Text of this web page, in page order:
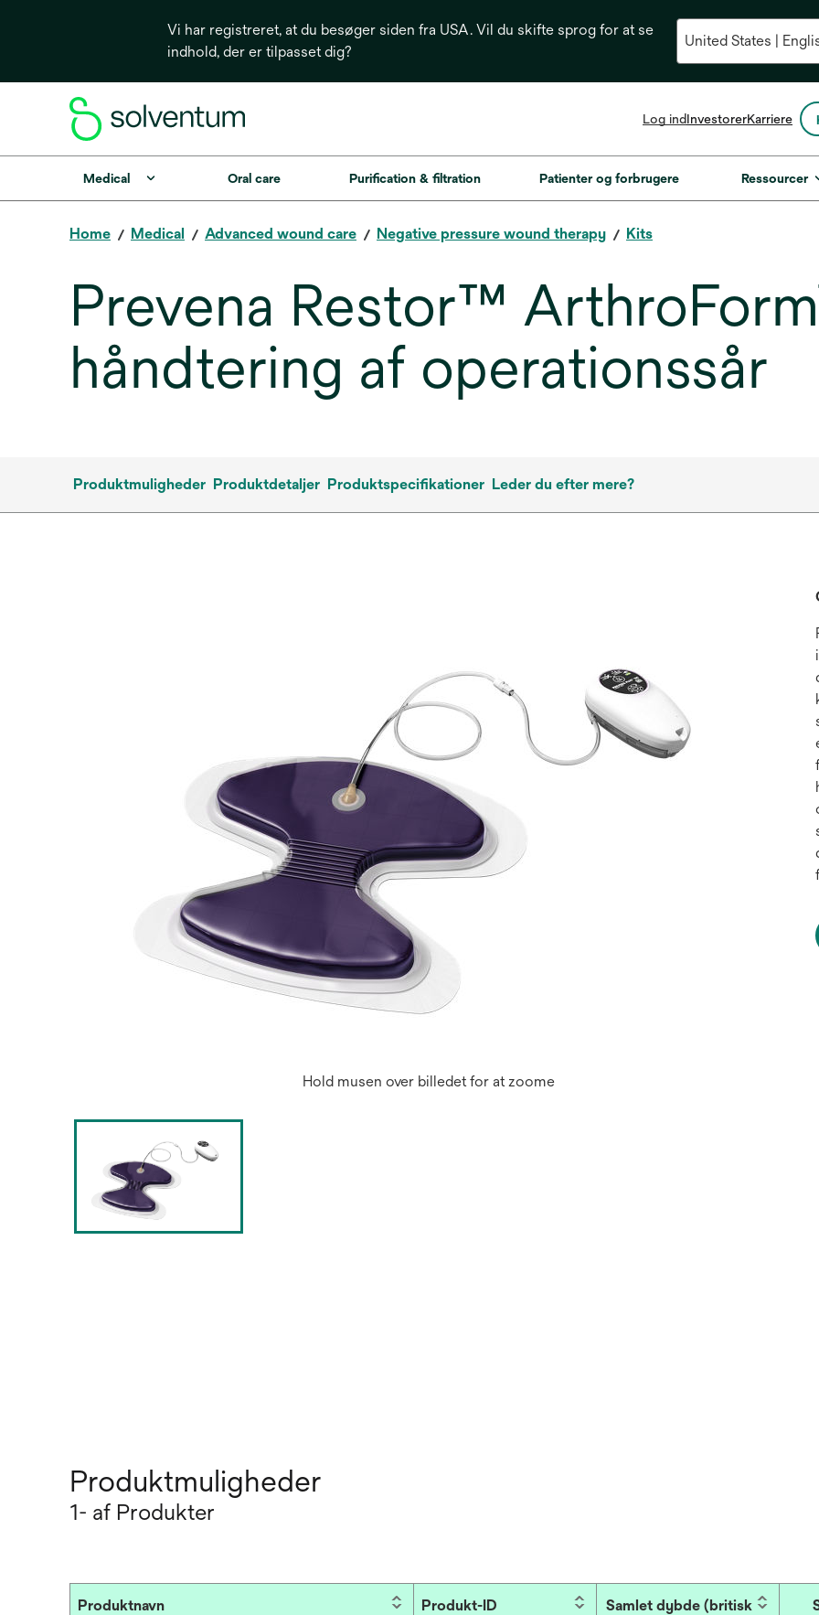
Vi har registreret, at du besøger siden fra USA. Vil du skifte sprog for at se
indhold, der er tilpasset dig?
Log indInvestoreropens
a
new
Karriere
Medical Oral care Purification & filtration Patienter og forbrugere Ressourcer
Home Medical Advanced wound care Negative pressure wound therapy Kits
Prevena Restor™
håndtering af operationssår
Produktmuligheder Produktdetaljer Produktspecifikationer Leder du efter mere?
Hold musen over billedet for at zoome
Produktmuligheder
1- af Produkter
Produktnavn Produkt-ID
Samlet dybde (britisk